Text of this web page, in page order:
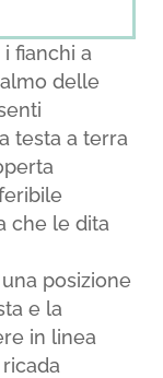
fianchi a
delle
testa a terra
che le dita
posizione
e la
in linea